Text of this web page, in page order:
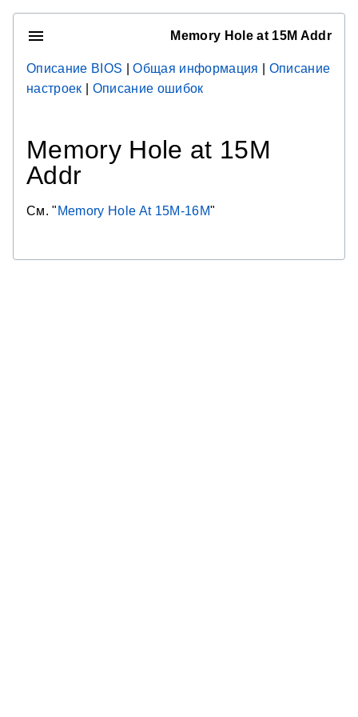
Memory Hole at 15M Addr
Описание BIOS |Общая информация
Описание
настроек
Описание ошибок
Memory Hole at 15M
Addr
См. " Memory Hole At 15M-16M"